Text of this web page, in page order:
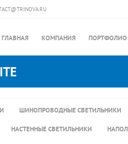
ГЛАВНАЯ КОМПАНИЯ ПОРТФОЛИО
ШИНОПРОВОДНЫЕ СВЕТИЛЬНИКИ
НАСТЕННЫЕ СВЕТИЛЬНИКИ